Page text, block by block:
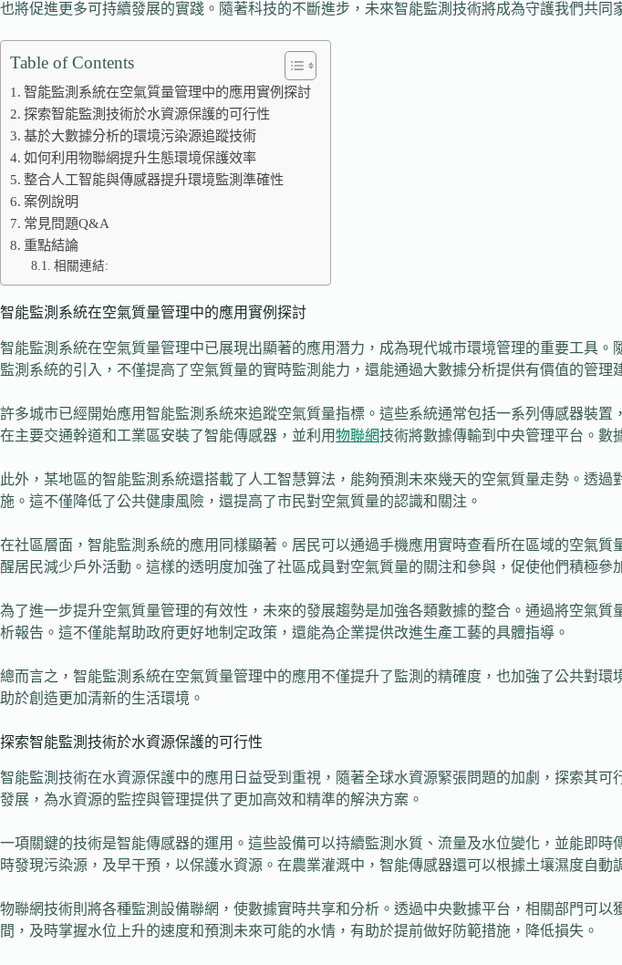
也將促進更多可持續發展的實踐。隨著科技的不斷進步，未來智能監測技術將成為守護我們共同
Table of Contents
智能監測系統在空氣質量管理中的應用實例探討
探索智能監測技術於水資源保護的可行性
基於大數據分析的環境污染源追蹤技術
如何利用物聯網提升生態環境保護效率
整合人工智能與傳感器提升環境監測準確性
案例說明
常見問題Q&A
重點結論
相關連結:
智能監測系統在空氣質量管理中的應用實例探討
智能監測系統在空氣質量管理中已展現出顯著的應用潛力，成為現代城市環境管理的重要工具
監測系統的引入，不僅提高了空氣質量的實時監測能力，還能通過大數據分析提供有價值的管理
許多城市已經開始應用智能監測系統來追蹤空氣質量指標。這些系統通常包括一系列傳感器裝
在主要交通幹道和工業區安裝了智能傳感器，並利用物聯網技術將數據傳輸到中央管理平台。數
此外，某地區的智能監測系統還搭載了人工智慧算法，能夠預測未來幾天的空氣質量走勢。透
施。這不僅降低了公共健康風險，還提高了市民對空氣質量的認識和關注。
在社區層面，智能監測系統的應用同樣顯著。居民可以通過手機應用實時查看所在區域的空氣
醒居民減少戶外活動。這樣的透明度加強了社區成員對空氣質量的關注和參與，促使他們積極參
為了進一步提升空氣質量管理的有效性，未來的發展趨勢是加強各類數據的整合。通過將空氣
析報告。這不僅能幫助政府更好地制定政策，還能為企業提供改進生產工藝的具體指導。
總而言之，智能監測系統在空氣質量管理中的應用不僅提升了監測的精確度，也加強了公共對
助於創造更加清新的生活環境。
探索智能監測技術於水資源保護的可行性
智能監測技術在水資源保護中的應用日益受到重視，隨著全球水資源緊張問題的加劇，探索其可
發展，為水資源的監控與管理提供了更加高效和精準的解決方案。
一項關鍵的技術是智能傳感器的運用。這些設備可以持續監測水質、流量及水位變化，並能即
時發現污染源，及早干預，以保護水資源。在農業灌溉中，智能傳感器還可以根據土壤濕度自動
物聯網技術則將各種監測設備聯網，使數據實時共享和分析。透過中央數據平台，相關部門可
間，及時掌握水位上升的速度和預測未來可能的水情，有助於提前做好防範措施，降低損失。